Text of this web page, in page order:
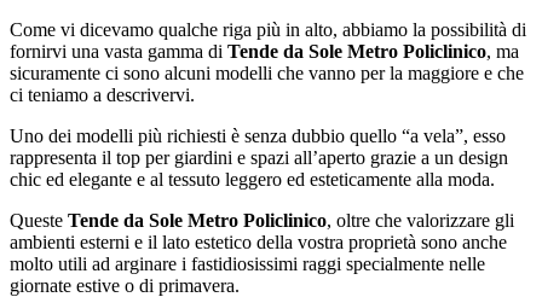
Come vi dicevamo qualche riga più in alto, abbiamo la possibilità di
fornirvi una vasta gamma di Tende da Sole Metro Policlinico, ma
sicuramente ci sono alcuni modelli che vanno per la maggiore e che
ci teniamo a descrivervi.
Uno dei modelli più richiesti è senza dubbio quello “a vela”, esso
rappresenta il top per giardini e spazi all’aperto grazie a un design
chic ed elegante e al tessuto leggero ed esteticamente alla moda.
Queste Tende da Sole Metro Policlinico, oltre che valorizzare gli
ambienti esterni e il lato estetico della vostra proprietà sono anche
molto utili ad arginare i fastidiosissimi raggi specialmente nelle
giornate estive o di primavera.